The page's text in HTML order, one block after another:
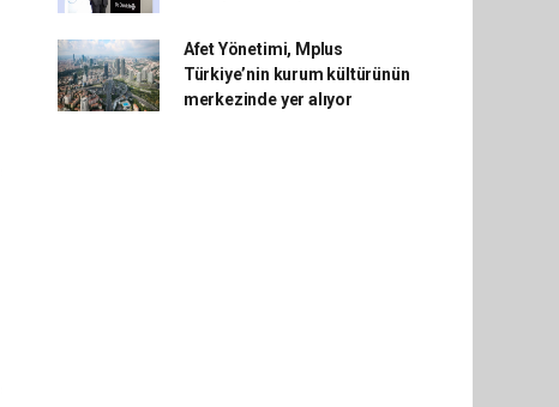
Afet Yönetimi, Mplus
Türkiye’nin kurum kültürünün
merkezinde yer alıyor